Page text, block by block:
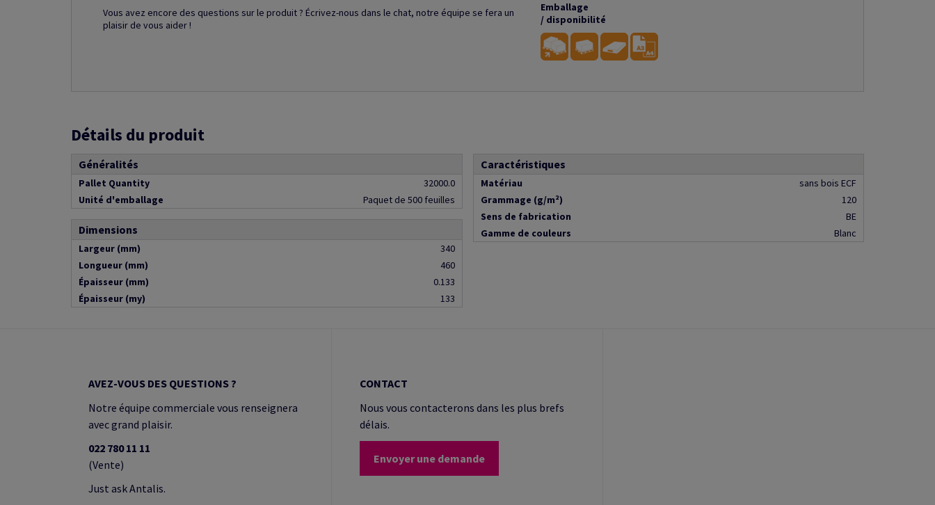
Vous avez encore des questions sur le produit ? Écrivez-nous dans le chat, notre équipe se fera un
plaisir de vous aider !
Emballage
/ disponibilité
Détails du produit
Généralités
Pallet Quantity
32000.0
Unité d'emballage
Paquet de 500 feuilles
Dimensions
Largeur (mm)
340
Longueur (mm)
460
Épaisseur (mm)
0.133
Épaisseur (my)
133
Caractéristiques
Matériau
sans bois ECF
Grammage (g/m²)
120
Sens de fabrication
BE
Gamme de couleurs
Blanc
AVEZ-VOUS DES QUESTIONS ?
Notre équipe commerciale vous renseignera
avec grand plaisir.
022 780 11 11
(Vente)
Just ask Antalis.
CONTACT
Nous vous contacterons dans les plus brefs
délais.
Envoyer une demande